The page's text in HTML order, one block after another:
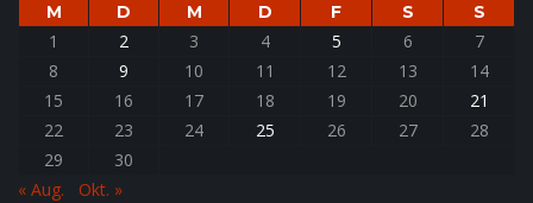
M D M D F S S
1 2 3 4 5 6
7
8
9 10 11 12 13
14
15
16 17 18 19 20
21
22
23 24 25 26 27
28
29
30
« Aug.
Okt. »